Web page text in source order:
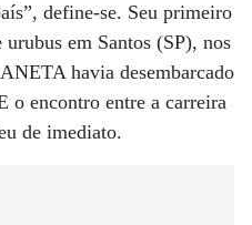
define-se. Seu primeiro
em Santos (SP), nos
havia desembarcado
o encontro entre a carreira
de imediato.